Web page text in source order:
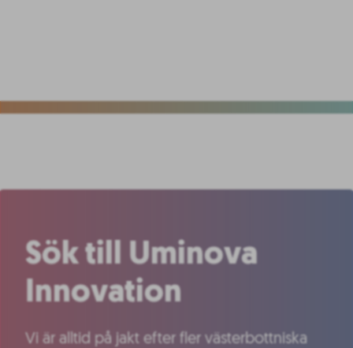
Sök till Uminova
Innovation
Vi är alltid på jakt efter fler västerbottniska